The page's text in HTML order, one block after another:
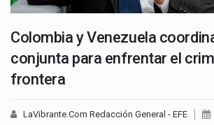
Colombia y Venezuela
conjunta para enfrentar el
frontera
LaVibrante.Com Redacción General - EFE